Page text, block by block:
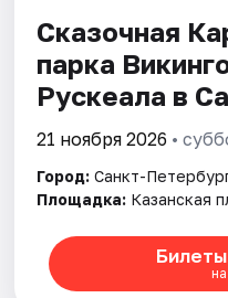
Сказочная
парка
Рускеала в
21 ноября 2026 •
Город: Санкт-
Площадка: Казанская